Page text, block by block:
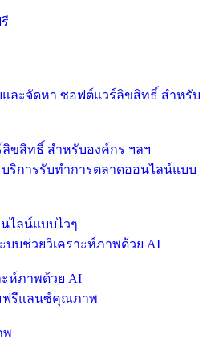
ขสิทธิ์ สำหรับองค์กร ฯลฯ
ไลน์แบบไวๆ
ห์ภาพด้วย AI
พ